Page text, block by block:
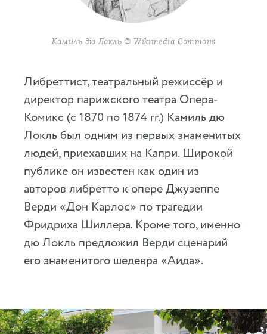
Камиль дю Локль © Wikimedia Commons
Либреттист, театральный режиссёр и
директор парижского театра Опера-
Комикс (с 1870 по 1874 гг.) Камиль дю
Локль был одним из первых знаменитых
людей, приехавших на Капри. Широкой
публике он известен как один из
авторов либретто к опере Джузеппе
Верди «Дон Карлос» по трагедии
Фридриха Шиллера. Кроме того, именно
дю Локль предложил Верди сценарий
его знаменитого шедевра «Аида».